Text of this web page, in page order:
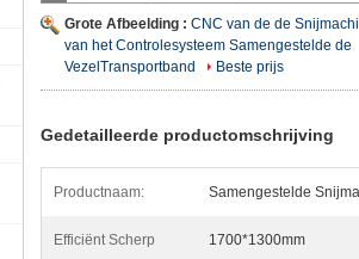
Grote Afbeelding : CNC van de de
van het Controlesysteem Samengestelde de
VezelTransportband
Beste prijs
Gedetailleerde productomschrijving
Productnaam: Samengestelde
Efficiënt Scherp
1700*1300mm